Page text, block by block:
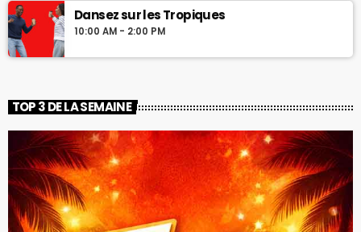
Dansez sur les Tropiques
10:00 AM - 2:00 PM
TOP 3 DE LA SEMAINE